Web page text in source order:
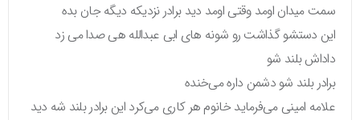
سمت میدان اومد وقتی اومد دید برادر نزدیکه دیگه جان بده
این دستشو گذاشت رو شونه های ابی عبدالله هی صدا می زد
داداش بلند شو
برادر بلند شو دشمن داره می‌خنده
علامه امینی می‌فرماید خانوم هر کاری می‌کرد این برادر بلند شه دید